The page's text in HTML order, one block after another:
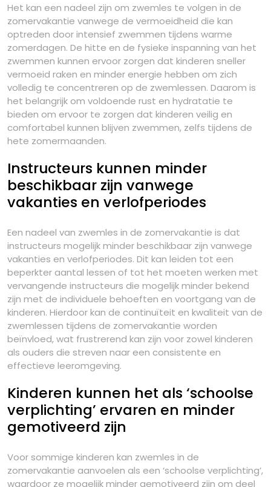
Het kan een nadeel zijn om zwemles te volgen in de
zomervakantie vanwege de vermoeidheid die kan
optreden door intensief zwemmen tijdens warme
zomerdagen. De hitte en de fysieke inspanning van het
zwemmen kunnen ervoor zorgen dat kinderen sneller
vermoeid raken en minder energie hebben om zich
volledig te concentreren op de zwemlessen. Daarom is
het belangrijk om voldoende rust en hydratatie te
bieden om ervoor te zorgen dat kinderen veilig en
comfortabel kunnen blijven zwemmen, zelfs tijdens de
hete zomermaanden.
Instructeurs kunnen minder
beschikbaar zijn vanwege
vakanties en verlofperiodes
Een nadeel van zwemles in de zomervakantie is dat
instructeurs mogelijk minder beschikbaar zijn vanwege
vakanties en verlofperiodes. Dit kan leiden tot een
beperkter aantal lessen of tot het moeten werken met
vervangende instructeurs die mogelijk minder bekend
zijn met de individuele behoeften en voortgang van de
kinderen. Hierdoor kan de continuïteit en kwaliteit van de
zwemlessen tijdens de zomervakantie worden
beïnvloed, wat frustrerend kan zijn voor zowel kinderen
als ouders die streven naar een consistente en
effectieve leeromgeving.
Kinderen kunnen het als ‘schoolse
verplichting’ ervaren en minder
gemotiveerd zijn
Voor sommige kinderen kan zwemles in de
zomervakantie aanvoelen als een ‘schoolse verplichting’,
waardoor ze mogelijk minder gemotiveerd zijn om deel